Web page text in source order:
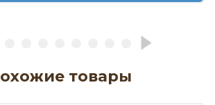
товары